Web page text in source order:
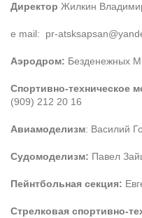
Директор Жилкин
e mail: pr-
Аэродром: Безденежных
Спортивно-техническое
(909) 212 20 16
Авиамоделизм: Василий
Судомоделизм: Павел
Пейнтбольная секция:
Стрелковая спортивно-